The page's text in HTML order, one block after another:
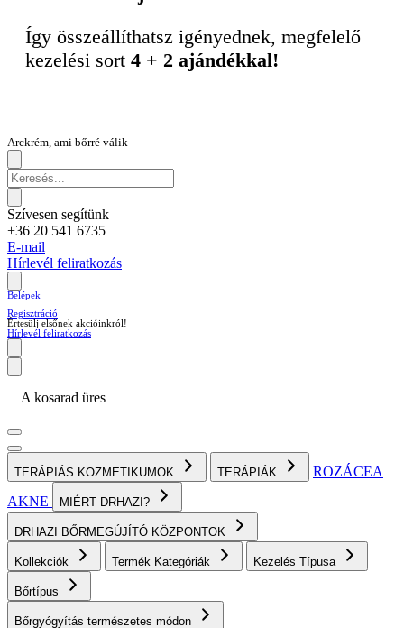
Így összeállíthatsz igényednek, megfelelő
kezelési sort 4 + 2 ajándékkal!
Arckrém, ami bőrré válik
Szívesen segítünk
+36 20 541 6735
E-mail
Hírlevél feliratkozás
Belépek
Regisztráció
Értesülj elsőnek akcióinkról!
Hírlevél feliratkozás
A kosarad üres
TERÁPIÁS KOZMETIKUMOK TERÁPIÁK
ROZÁCEA
AKNE
MIÉRT DRHAZI?
DRHAZI BŐRMEGÚJÍTÓ KÖZPONTOK
Kollekciók Termék Kategóriák Kezelés Típusa
Bőrtípus
Bőrgyógyítás természetes módon